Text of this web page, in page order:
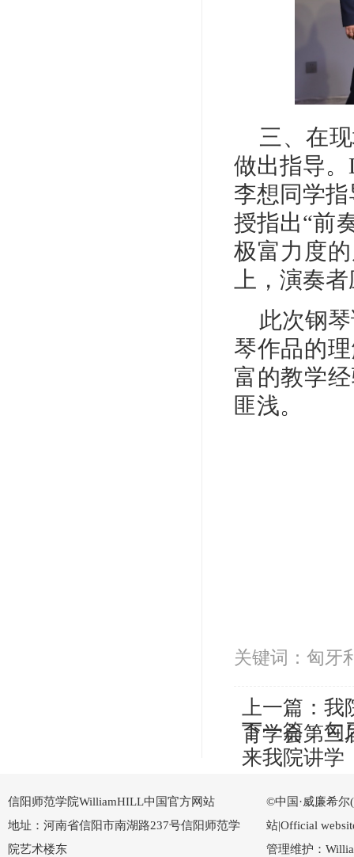
三、在
做出指导。
李想同学
授指出“前
极富力度
上，演奏
此次钢
琴作品的
富的教学
匪浅。
关键词：匈牙
上一篇： 我
育学会第三
下一篇：匈
来我院讲学
信阳师范学院WilliamHILL中国官方网站
地址：河南省信阳市南湖路237号信阳师范学
院艺术楼东
©中国·威廉希尔
站|Official
管理维护：